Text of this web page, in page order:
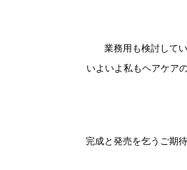
業務用も検討してい
いよいよ私もヘアケア
完成と発売を乞うご期待